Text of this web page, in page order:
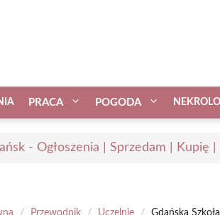
PRACA POGODA
- Ogłoszenia | Sprzedam | Kupię
/ Przewodnik / Uczelnie / Gdańska